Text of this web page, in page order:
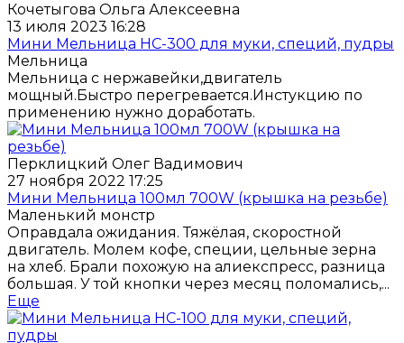
Кочетыгова Ольга Алексеевна
13 июля 2023 16:28
Мини Мельница НС-300 для муки, специй, пудры
Мельница
Мельница с нержавейки,двигатель
мощный.Быстро перегревается.Инстукцию по
применению нужно доработать.
Перклицкий Олег Вадимович
27 ноября 2022 17:25
Мини Мельница 100мл 700W (крышка на резьбе)
Маленький монстр
Оправдала ожидания. Тяжёлая, скоростной
двигатель. Молем кофе, специи, цельные зерна
на хлеб. Брали похожую на алиекспресс, разница
большая. У той кнопки через месяц поломались,...
Еще